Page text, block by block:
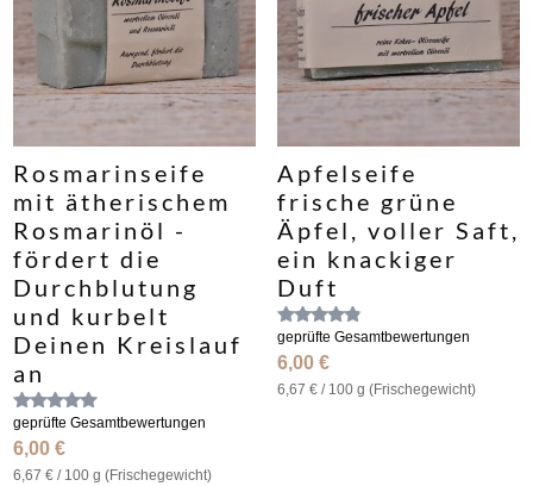
Rosmarinseife
mit ätherischem
Rosmarinöl -
fördert die
Durchblutung
und kurbelt
Deinen Kreislauf
an
Bewertet
mit
5.00
von 5
geprüfte Gesamtbewertungen
6,00€
6,67€ / 100 g (Frische­gewicht)
Apfelseife
frische grüne
Äpfel, voller Saft,
ein knackiger
Duft
Bewertet
mit
4.67
von 5
geprüfte Gesamtbewertungen
6,00 €
6,67 €/ 100 g (Frische­gewicht)